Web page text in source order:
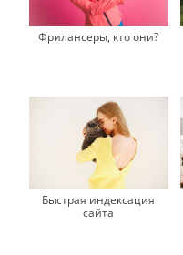
Фрилансеры, кто они?
Быстрая индексация
сайта